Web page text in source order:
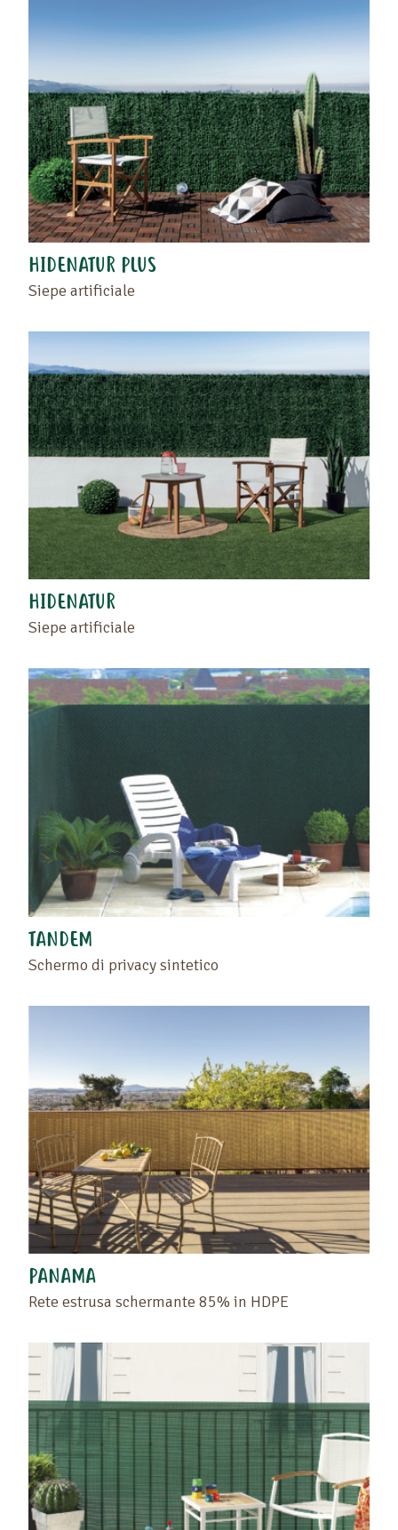
HIDENATUR PLUS
Siepe artificiale
HIDENATUR
Siepe artificiale
TANDEM
Schermo di privacy sintetico
PANAMA
Rete estrusa schermante 85% in HDPE
Trascinate il prodotto o il rivenditore nello spazio
vuoto situato a sinistra di questo testo .
Ritrovate i vostri preferiti sulla pagina "I vostri
prodotti preferiti" o cliccando di nuovo sul cuore.